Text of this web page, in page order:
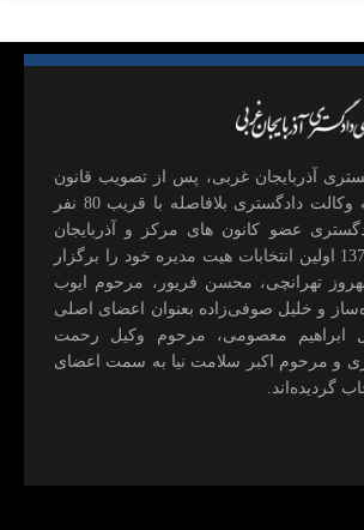
آذربايجان غربی، پس از تصويب قانون
كيفيت اخذ پروانه وكالت دادگستری بلافاصله با قريب 80 نفر
عضو كانون های مركز و آذربايجان
سابق در 1376/07/20 اولين انتخابات هيت مديره خود را برگزار
تهرانچی، محسن فريور، مرحوم ايوب
و خليل صوفی‌زاده بعنوان اعضای اصلی
معصومی، مرحوم وکیل رحمت
و مرحوم اكبر سلامت نيا به سمت اعضای
گرديده‌اند.